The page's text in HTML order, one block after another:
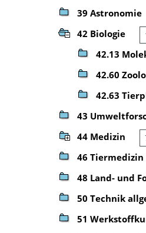
39 Astronomie
42 Biologie
42.13
42.60
42.63
43
44 Medizin
46 Tiermedizin
48 Land- und
50 Technik
51